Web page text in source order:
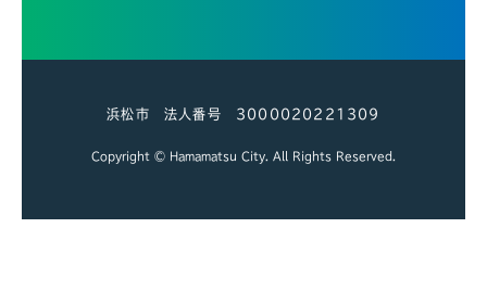
浜松市 法人番号 3000020221309
Copyright © Hamamatsu City. All Rights Reserved.